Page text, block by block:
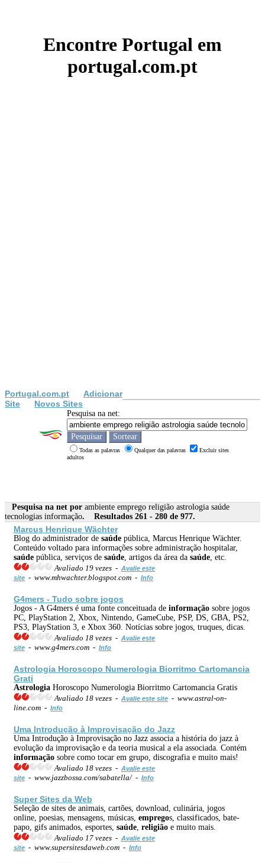
Encontre Portugal em
portugal.com.pt
Portugal.com.pt
Adicionar
Site
Novos Sites
Pesquisa na net:
Todas as palavras Qualquer das palavras
Excluir sites
adultos
Pesquisa na net por ambiente emprego religião astrologia saúde
tecnologias informação. Resultados 261 - 280 de 977.
Marcus Henrique Wächter
Blog do administrador de saúde pública, Marcus Henrique Wächter.
Conteúdo voltado para informações sobre administração hospitalar,
saúde pública, serviços de saúde , artigos da área da saúde , etc.
Avaliado 19 vezes - Avalie este
site - www.mhwachter.blogspot.com - Info
G4mers - Tudo sobre jogos
Jogos - A G4mers é uma fonte conceituada de informação sobre jogos
PC, PlayStation 2, Xbox, Nintendo, GameCube, PSP, DS, GBA, PS2,
PS3, PlayStation 3, e Xbox 360. Notícias sobre jogos, truques, dicas.
Avaliado 18 vezes - Avalie este
site - www.g4mers.com - Info
Astrologia Horoscopo Numerologia Biorritmo Cartomancia
Grati
Astrologia Horoscopo Numerologia Biorritmo Cartomancia Gratis
Avaliado 18 vezes - Avalie este site - www.astral-on-
line.com - Info
Uma Introdução à Improvisação do Jazz
Uma Introdução à Improvisação no Jazz associa a história do jazz à
evolução da improvisação e da teoria musical a ela associada. Contém
informação sobre como tocar em grupo, discografia e muito mais!
Avaliado 18 vezes - Avalie este
site - www.jazzbossa.com/sabatella/ - Info
Super Sites da Web
Seleção de sites de animais, cartões, download, culinária, jogos
online, poesias, mensagens, músicas, empregos, classificados, bate-
papo, gifs animados, esportes, saúde religião e muito mais.
Avaliado 17 vezes - Avalie este
site - www.supersitesdaweb.com - Info